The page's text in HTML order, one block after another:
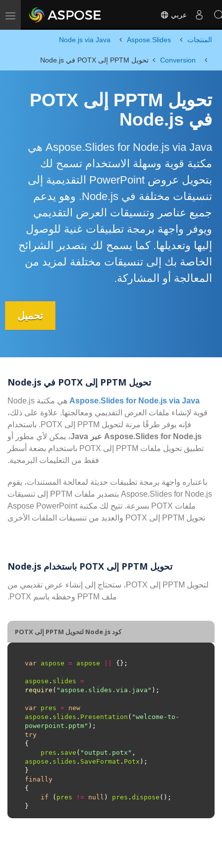
Toggle navigation عربي
المنتجات Aspose.Slides
Node.js via Java
Conversion تحويل PPTM إلى POTX في Node.js
تحويل PPTM إلى POTX
في Node.js
Aspose.Slides for Node.js via Java هي
مكتبة قوية وسهلة الاستخدام تسمح لك
بتحويل عروض PowerPoint التقديمية إلى
تنسيقات مختلفة في Node.js. وهو يدعم
جميع عناصر وتنسيقات العرض التقديمي
ويوفر واجهة برمجة تطبيقات غنية للوصول
إليها وتعديلها. كما يسمح لك بتصدير الشرائح
الخاصة بك إلى تنسيقات مختلفة لمزيد من
المعالجة أو المشاركة.
تحميل
تحويل PPTM إلى POTX في Node.js
Aspose.Slides for Node.js via Java
هي مكتبة Node.js
قوية لإنشاء ملفات العرض التقديمي ومعالجتها. علاوة على ذلك،
فإنه يوفر طرقًا مرنة لتحويل PPTM إلى POTX. باستخدام
Aspose.Slides for Node.js عبر Java
، يمكن لأي مطور أو
تطبيق تحويل ملفات PPTM إلى POTX باستخدام بضعة أسطر
فقط من التعليمات البرمجية.
باعتباره واجهة برمجة تطبيقات حديثة لمعالجة المستندات، يقوم
Aspose.Slides for Node.js بتصدير ملفات PPTM إلى تنسيقات
ملفات POTX بسرعة. تتيح لك مكتبة Aspose PowerPoint
تحويل PPTM إلى POTX والعديد من تنسيقات الملفات الأخرى
تحويل PPTM إلى POTX باستخدام Node.js
لتحويل PPTM إلى POTX، ستحتاج إلى إنشاء عرض تقديمي من
ملف PPTM وحفظه باسم POTX.
كود Node.js لتحويل PPTM إلى POTX
var aspose = aspose
aspose . slides =
require ( "aspose.slides.via.java"
var pres = new
aspose . slides . Presentation ( "welcome-to-
powerpoint.pptm"
try
pres . save ( "output.potx"
aspose . slides . SaveFormat . Potx
finally
if ( pres != null ) pres . dispose